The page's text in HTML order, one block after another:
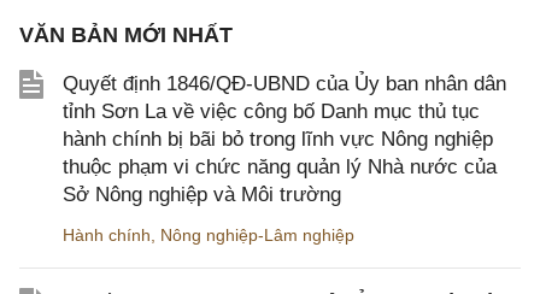
VĂN BẢN MỚI NHẤT
Quyết định 1846/QĐ-UBND của Ủy ban nhân dân
tỉnh Sơn La về việc công bố Danh mục thủ tục
hành chính bị bãi bỏ trong lĩnh vực Nông nghiệp
thuộc phạm vi chức năng quản lý Nhà nước của
Sở Nông nghiệp và Môi trường
Hành chính Nông nghiệp-Lâm nghiệp